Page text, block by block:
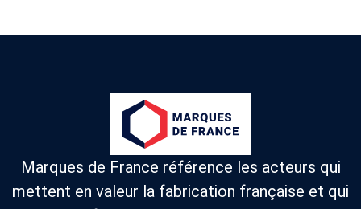
Marques de France référence les acteurs qui
mettent en valeur la fabrication française et qui